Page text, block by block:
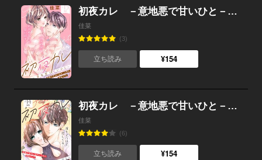
初夜カレ －意地悪で甘いひと－ 分冊版 （15）
佳菜
(3)
立ち読み ¥154
初夜カレ －意地悪で甘いひと－ 分冊版 （14）
佳菜
(6)
立ち読み ¥154